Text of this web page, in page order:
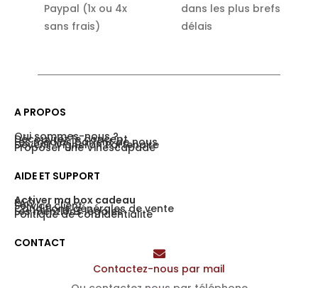
Paypal (1x ou 4x
sans frais)
dans les plus brefs
délais
CONTACT
Contactez-nous par mail
AIDE ET SUPPORT
Activer ma box cadeau
FAQ
Service client
Conditions générales de vente
Les mentions légales
Politique de confidentialité
A PROPOS
Qui sommes-nous ?
Découvrez le concept
Les médias parlent de nous
Devenir Vigneron Partenaire
Proposer une Vinescapade